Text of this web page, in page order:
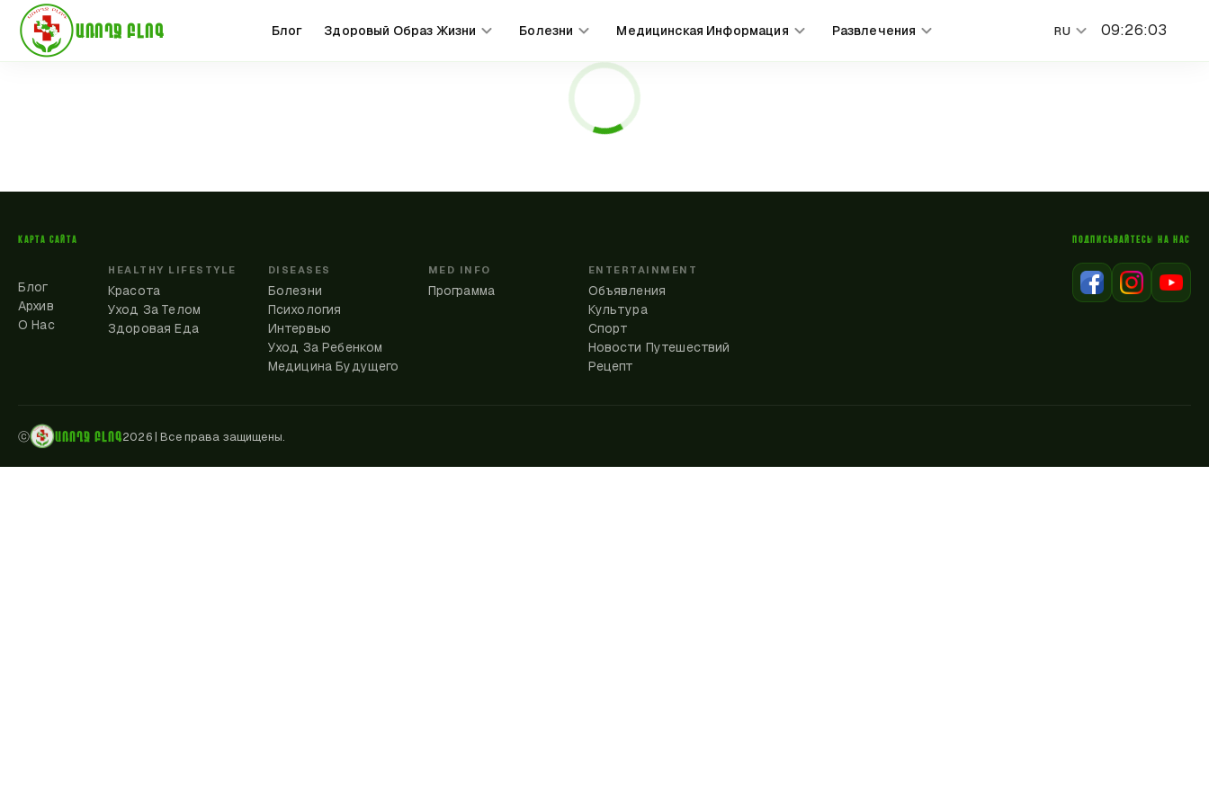
ԱՌՈՂՋ ԲԼՈԳ Блог Здоровый Образ Жизни Болезни Медицинская Информация Развлечения RU 09:26:03
КАРТА САЙТА
Блог
Архив
О Нас
HEALTHY LIFESTYLE
Красота
Уход За Телом
Здоровая Еда
DISEASES
Болезни
Психология
Интервью
Уход За Ребенком
Медицина Будущего
MED INFO
Программа
ENTERTAINMENT
Объявления
Культура
Спорт
Новости Путешествий
Рецепт
ПОДПИСЫВАЙТЕСЬ НА НАС
ⓒ ԱՌՈՂՋ ԲԼՈԳ2026|Все права защищены.